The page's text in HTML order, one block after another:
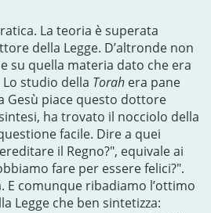
La teoria è superata
della Legge. D’altronde non
su quella materia dato che era
studio della Torah era pane
Gesù piace questo dottore
ha trovato il nocciolo della
facile. Dire a quei
il Regno?", equivale ai
fare per essere felici?".
E comunque ribadiamo l’ottimo
Legge che ben sintetizza: